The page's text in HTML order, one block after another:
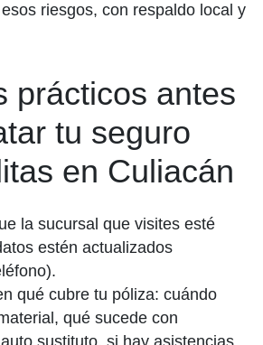
riesgos, con respaldo local y
prácticos antes
tu seguro
en Culiacán
la sucursal que visites esté
estén actualizados
qué cubre tu póliza: cuándo
qué sucede con